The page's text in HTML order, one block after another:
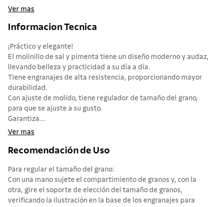
Ver mas
Informacion Tecnica
¡Práctico y elegante!
El molinillo de sal y pimenta tiene un diseño moderno y audaz,
llevando belleza y practicidad a su día a día.
Tiene engranajes de alta resistencia, proporcionando mayor
durabilidad.
Con ajuste de molido, tiene regulador de tamaño del grano,
para que se ajuste a su gusto.
Garantiza...
Ver mas
Recomendación de Uso
Para regular el tamaño del grano:
Con una mano sujete el compartimiento de granos y, con la
otra, gire el soporte de elección del tamaño de granos,
verificando la ilustración en la base de los engranajes para